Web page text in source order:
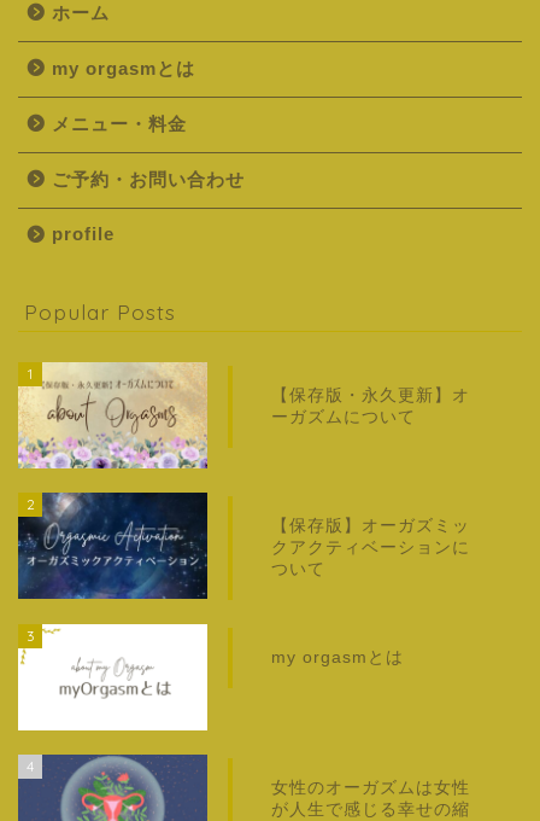
ホーム
my orgasmとは
メニュー・料金
ご予約・お問い合わせ
profile
Popular Posts
1
【保存版・永久更新】オ
ーガズムについて
2
【保存版】オーガズミッ
クアクティベーションに
ついて
3
my orgasmとは
4
女性のオーガズムは女性
が人生で感じる幸せの縮